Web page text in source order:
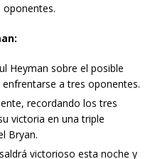
oponentes.
Heyman sobre el posible
a tres oponentes.
recordando los tres
victoria en una triple
Bryan.
victorioso esta noche y